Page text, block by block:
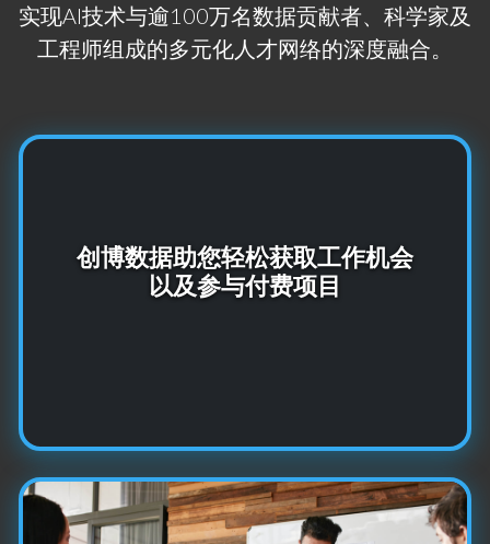
实现AI技术与逾100万名数据贡献者、科学家及
工程师组成的多元化人才网络的深度融合。
创博数据助您轻松获取工作机会
以及参与付费项目
群网络，让AI系统更智能！